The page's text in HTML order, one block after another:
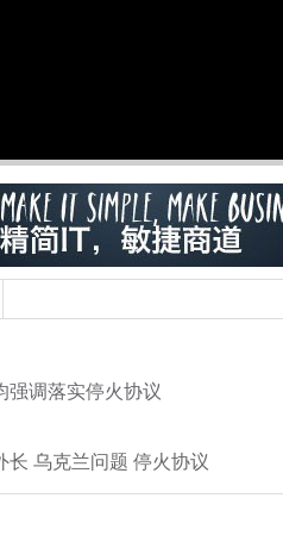
调落实停火协议
长 乌克兰问题 停火协议